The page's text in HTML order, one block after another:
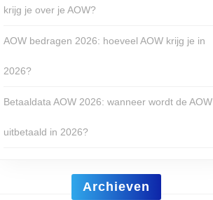
krijg je over je AOW?
AOW bedragen 2026: hoeveel AOW krijg je in
2026?
Betaaldata AOW 2026: wanneer wordt de AOW
uitbetaald in 2026?
Archieven